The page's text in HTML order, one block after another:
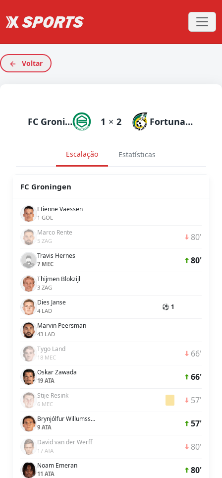
Voltar
FC Groningen 1 × 2 Fortuna Sittard
Escalação Estatísticas
FC Groningen
Etienne Vaessen
1 GOL
Marco Rente
5 ZAG 80'
Travis Hernes
7 MEC 80'
Thijmen Blokzijl
3 ZAG
Dies Janse
4 LAD ⚽ 1
Marvin Peersman
43 LAD
Tygo Land
18 MEC 66'
Oskar Zawada
19 ATA 66'
Stije Resink
6 MEC 57'
Brynjólfur Willumsson
9 ATA 57'
David van der Werff
17 ATA 80'
Noam Emeran
11 ATA 80'